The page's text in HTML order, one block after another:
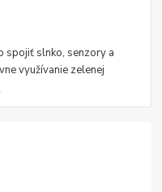
spojiť slnko, senzory a
využívanie zelenej